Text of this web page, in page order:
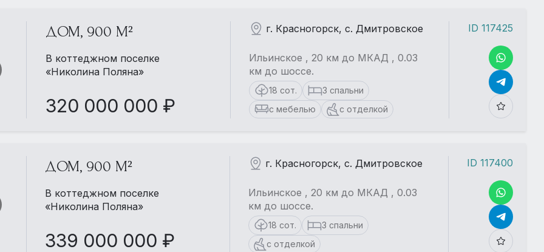
ДОМ, 900 М²
В коттеджном поселке
«Николина Поляна»
320 000 000 ₽
г. Красногорск, с. Дмитровское
Ильинское , 20 км до МКАД , 0.03
км до шоссе.
18 сот.
3 спальни
с мебелью
с отделкой
ID 117425
ДОМ, 900 М²
В коттеджном поселке
«Николина Поляна»
339 000 000 ₽
г. Красногорск, с. Дмитровское
Ильинское , 20 км до МКАД , 0.03
км до шоссе.
18 сот.
3 спальни
с отделкой
ID 117400